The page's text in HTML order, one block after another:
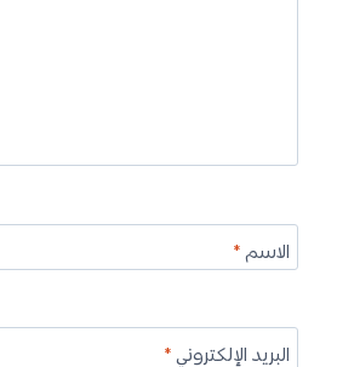
الاسم*
البريد الإلكتروني*